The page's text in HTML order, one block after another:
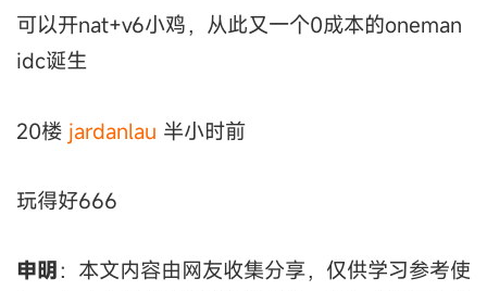
可以开nat+v6小鸡，从此又一个0成本的oneman
idc诞生
20楼 jardanlau 半小时前
玩得好666
申明：本文内容由网友收集分享，仅供学习参考使